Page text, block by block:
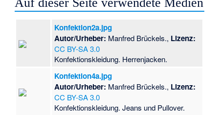
Konfektion2a.jpg
Autor/Urheber: Manfred Brückels., Lizenz:
CC BY-SA 3.0
Konfektionskleidung. Herrenjacken.
Konfektion4a.jpg
Autor/Urheber: Manfred Brückels., Lizenz:
CC BY-SA 3.0
Konfektionskleidung. Jeans und Pullover.